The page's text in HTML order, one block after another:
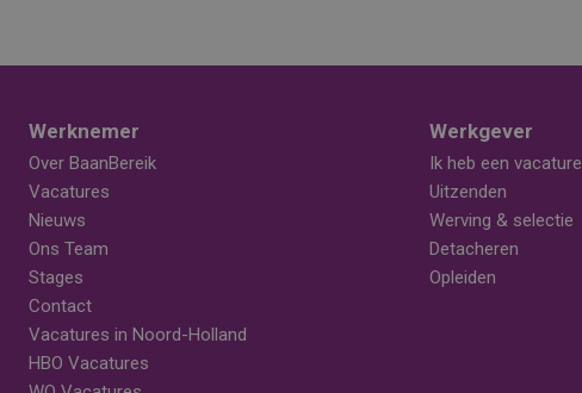
Werknemer
Over BaanBereik
Vacatures
Nieuws
Ons Team
Stages
Contact
Vacatures in Noord-Holland
HBO Vacatures
Werkgever
Ik heb een vacature
Uitzenden
Werving & selectie
Detacheren
Opleiden